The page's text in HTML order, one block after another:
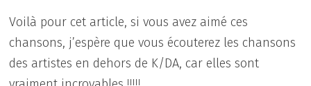
Voilà pour cet article, si vous avez aimé ces
chansons, j’espère que vous écouterez les chansons
des artistes en dehors de K/DA, car elles sont